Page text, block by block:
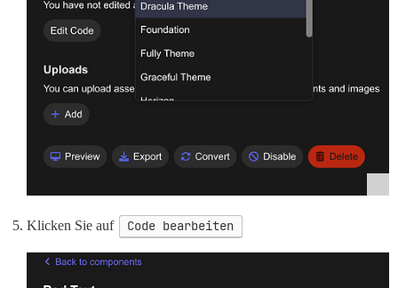
Klicken Sie auf Code bearbeiten